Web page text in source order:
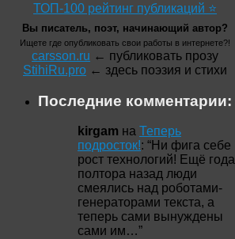
ТОП-100 рейтинг публикаций ⭐
Вы писатель, поэт, начинающий автор?
Ищете где опубликовать свои работы в интернете?!
carsson.ru ← публиковать прозу
StihiRu.pro ← здесь поэзия и стихи
Последние комментарии:
kirgam на Теперь
подросток!: “Ни фига себе
рост технологий! Ещё года
полтора назад люди
смеялись над роботами-
генераторами текста, а
теперь сами вынуждены
сами им…”